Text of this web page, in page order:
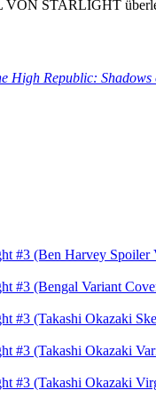
VON STARLIGHT
High Republic: